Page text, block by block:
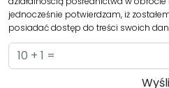
jednocześnie potwierdzam, iż
posiadać dostęp do treści swoich